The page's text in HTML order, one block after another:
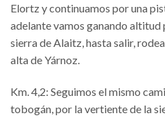
Elortz y continuamos por una
adelante vamos ganando
sierra de Alaitz, hasta salir,
alta de Yárnoz.
Km. 4,2: Seguimos el mismo
tobogán, por la vertiente de la